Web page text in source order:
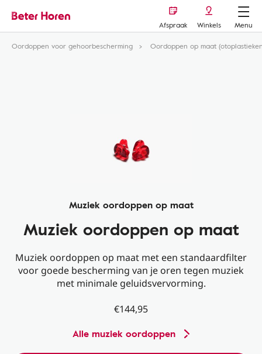
Afspraak Winkels
Menu
Oordoppen voor gehoorbescherming
Oordoppen op maat
Muziek oordoppen op maat
Muziek oordoppen op maat
Muziek oordoppen op maat met een standaardfilter
voor goede bescherming van je oren tegen muziek
met minimale geluidsvervorming.
€144,95
Alle muziek oordoppen